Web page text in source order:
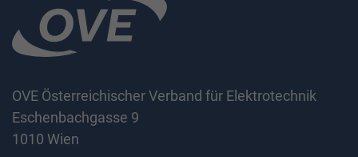
OVE Österreichischer Verband für Elektrotechnik
Eschenbachgasse 9
1010 Wien